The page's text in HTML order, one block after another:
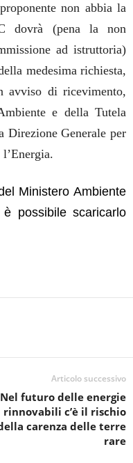
non abbia la
dovrà (pena la non
ad istruttoria)
medesima richiesta,
avviso di ricevimento,
e della Tutela
Direzione Generale per
Ministero Ambiente
possibile scaricarlo
Articolo successivo
Nel futuro delle energie
rinnovabili c’è il rischio
carenza delle terre
rare